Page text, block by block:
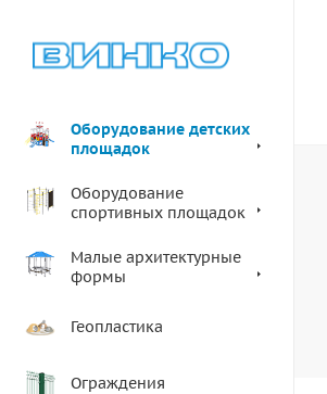
Оборудование детских
площадок
Оборудование
спортивных площадок
Малые архитектурные
формы
Геопластика
Ограждения